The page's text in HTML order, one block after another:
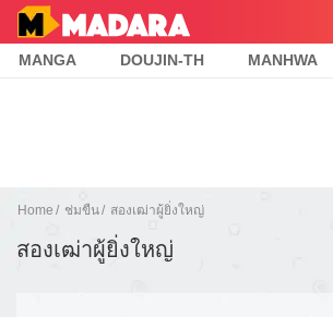
MANGA DOUJIN-TH MANHWA
Home ช่มขืน สองเฒ่าผู้ยิ่งใหญ่
สองเฒ่าผู้ยิ่งใหญ่